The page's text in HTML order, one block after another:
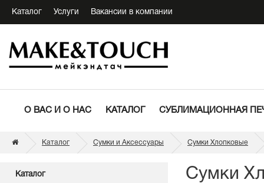
Каталог Услуги Вакансии в компании
О ВАС И О НАС КАТАЛОГ СУБЛИМАЦИОННАЯ
Каталог Сумки и Аксессуары Сумки Хлопковые
Каталог Сумки